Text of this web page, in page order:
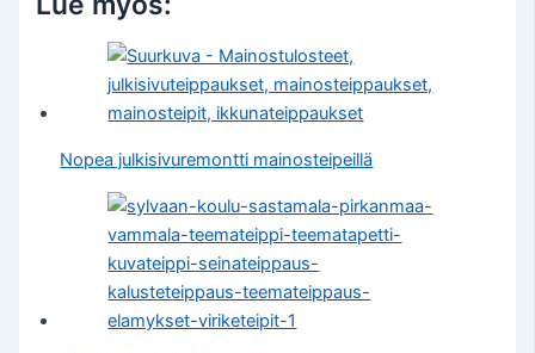
Nopea julkisivuremontti mainosteipeillä